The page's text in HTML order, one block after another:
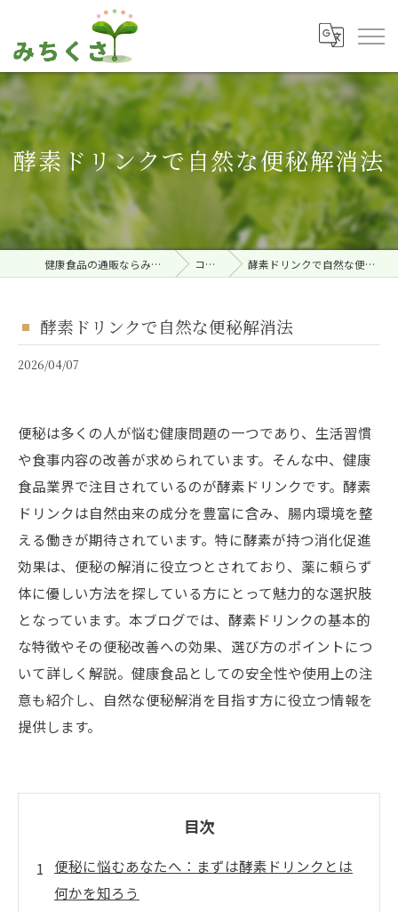
酵素ドリンクで自然な便秘解消法
健康食品の通販ならみちくさ。 コラム 酵素ドリンクで自然な便秘解消法
酵素ドリンクで自然な便秘解消法
2026/04/07
便秘は多くの人が悩む健康問題の一つであり、生活習慣
や食事内容の改善が求められています。そんな中、健康
食品業界で注目されているのが酵素ドリンクです。酵素
ドリンクは自然由来の成分を豊富に含み、腸内環境を整
える働きが期待されています。特に酵素が持つ消化促進
効果は、便秘の解消に役立つとされており、薬に頼らず
体に優しい方法を探している方にとって魅力的な選択肢
となっています。本ブログでは、酵素ドリンクの基本的
な特徴やその便秘改善への効果、選び方のポイントにつ
いて詳しく解説。健康食品としての安全性や使用上の注
意も紹介し、自然な便秘解消を目指す方に役立つ情報を
提供します。
目次
便秘に悩むあなたへ：まずは酵素ドリンクとは
何かを知ろう